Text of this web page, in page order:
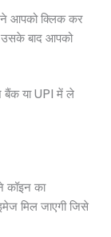
आपको क्लिक कर
बाद आपको
या UPI में ले
कॉइन का
मिल जाएगी जिसे